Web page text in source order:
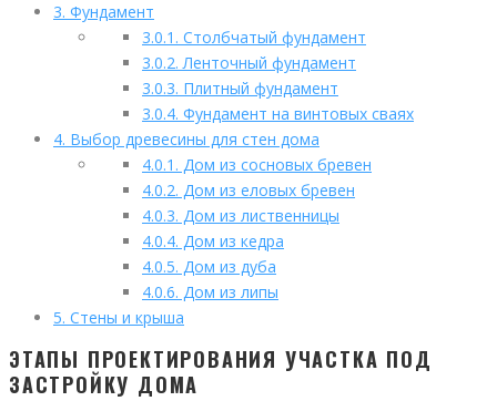
3. Фундамент
3.0.1. Столбчатый фундамент
3.0.2. Ленточный фундамент
3.0.3. Плитный фундамент
3.0.4. Фундамент на винтовых сваях
4. Выбор древесины для стен дома
4.0.1. Дом из сосновых бревен
4.0.2. Дом из еловых бревен
4.0.3. Дом из лиственницы
4.0.4. Дом из кедра
4.0.5. Дом из дуба
4.0.6. Дом из липы
5. Стены и крыша
ЭТАПЫ ПРОЕКТИРОВАНИЯ УЧАСТКА ПОД
ЗАСТРОЙКУ ДОМА